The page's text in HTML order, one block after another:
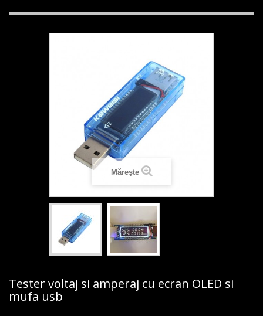
Mărește
Tester voltaj si amperaj cu ecran OLED si
mufa usb